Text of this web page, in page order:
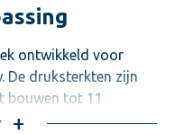
ontwikkeld voor
De druksterkten zijn
bouwen tot 11
met een hogere